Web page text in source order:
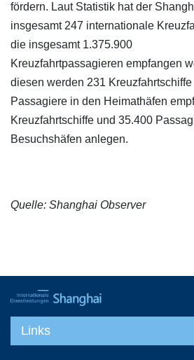
fördern. Laut Statistik hat der
insgesamt 247 internationale
die insgesamt 1.375.900
Kreuzfahrtpassagieren empfangen
diesen werden 231
Passagiere in den Heimathäfen
Kreuzfahrtschiffe und 35.400
Besuchshäfen anlegen.
Quelle: Shanghai Observer
Links